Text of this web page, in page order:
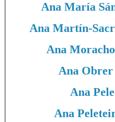
Ana María
Ana Martín-
Ana
Ana Obrer
Ana
Ana